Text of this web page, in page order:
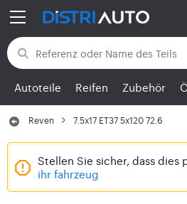
Zurück zu den Kategorien
Autoteile Reifen Zubehör
Reven 7.5x17 ET37 5x120 72.6
Stellen Sie sicher, dass dies
ihr fahrzeug